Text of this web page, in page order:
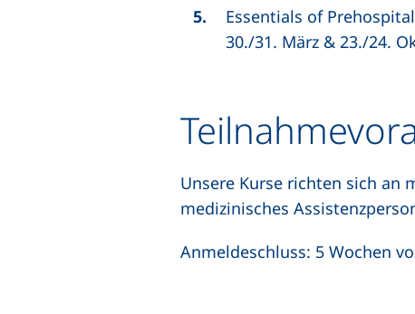
Essentials of Prehospital
30./31. März & 23./24.
Unsere Kurse richten sich an
medizinisches
Anmeldeschluss: 5 Wochen